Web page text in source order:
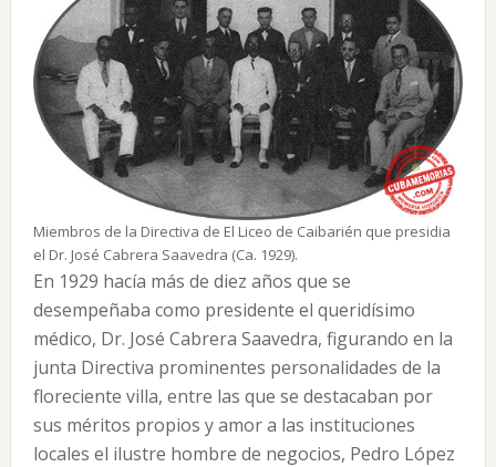
Miembros de la Directiva de El Liceo de Caibarién que presidia
el Dr. José Cabrera Saavedra (Ca. 1929).
En 1929 hacía más de diez años que se
desempeñaba como presidente el queridísimo
médico, Dr. José Cabrera Saavedra, figurando en la
junta Directiva prominentes personalidades de la
floreciente villa, entre las que se destacaban por
sus méritos propios y amor a las instituciones
locales el ilustre hombre de negocios, Pedro López